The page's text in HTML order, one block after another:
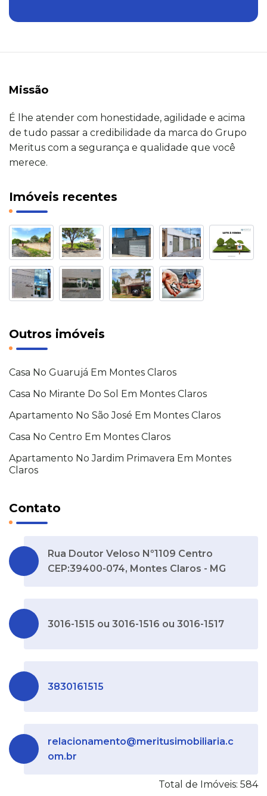
Missão
É lhe atender com honestidade, agilidade e acima
de tudo passar a credibilidade da marca do Grupo
Meritus com a segurança e qualidade que você
merece.
Imóveis recentes
Outros imóveis
Casa No Guarujá Em Montes Claros
Casa No Mirante Do Sol Em Montes Claros
Apartamento No São José Em Montes Claros
Casa No Centro Em Montes Claros
Apartamento No Jardim Primavera Em Montes
Claros
Contato
Rua Doutor Veloso Nº1109 Centro
CEP:39400-074, Montes Claros - MG
3016-1515 ou 3016-1516 ou 3016-1517
3830161515
relacionamento@meritusimobiliaria.c
om.br
Total de Imóveis: 584